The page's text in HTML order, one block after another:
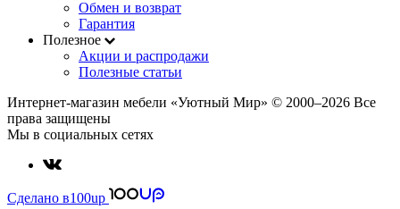
Обмен и возврат
Гарантия
Полезное
Акции и распродажи
Полезные статьи
Интернет-магазин мебели «Уютный Мир» © 2000‒2026 Все
права защищены
Мы в социальных сетях
Сделано в100up